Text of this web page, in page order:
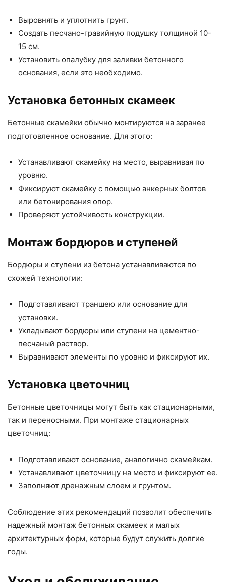
Выровнять и уплотнить грунт.
Создать песчано-гравийную подушку толщиной 10-
15 см.
Установить опалубку для заливки бетонного
основания, если это необходимо.
Установка бетонных скамеек
Бетонные скамейки обычно монтируются на заранее
подготовленное основание. Для этого:
Устанавливают скамейку на место, выравнивая по
уровню.
Фиксируют скамейку с помощью анкерных болтов
или бетонирования опор.
Проверяют устойчивость конструкции.
Монтаж бордюров и ступеней
Бордюры и ступени из бетона устанавливаются по
схожей технологии:
Подготавливают траншею или основание для
установки.
Укладывают бордюры или ступени на цементно-
песчаный раствор.
Выравнивают элементы по уровню и фиксируют их.
Установка цветочниц
Бетонные цветочницы могут быть как стационарными,
так и переносными. При монтаже стационарных
цветочниц:
Подготавливают основание, аналогично скамейкам.
Устанавливают цветочницу на место и фиксируют ее.
Заполняют дренажным слоем и грунтом.
Соблюдение этих рекомендаций позволит обеспечить
надежный монтаж бетонных скамеек и малых
архитектурных форм, которые будут служить долгие
годы.